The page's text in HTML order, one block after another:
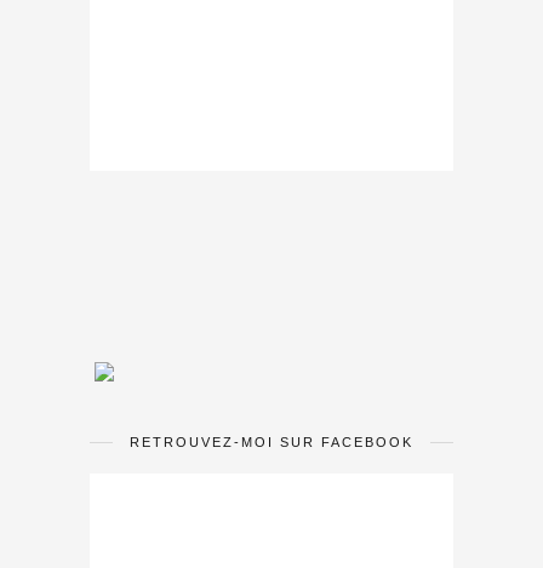
RETROUVEZ-MOI SUR FACEBOOK